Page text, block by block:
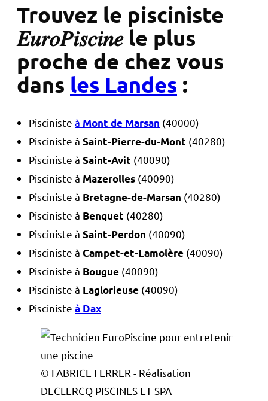
Trouvez le pisciniste
𝐸𝑢𝑟𝑜𝑃𝑖𝑠𝑐𝑖𝑛𝑒 le plus
proche de chez vous
dans les Landes :
Pisciniste à Mont de Marsan (40000)
Pisciniste à Saint-Pierre-du-Mont (40280)
Pisciniste à Saint-Avit (40090)
Pisciniste à Mazerolles (40090)
Pisciniste à Bretagne-de-Marsan (40280)
Pisciniste à Benquet (40280)
Pisciniste à Saint-Perdon (40090)
Pisciniste à Campet-et-Lamolère (40090)
Pisciniste à Bougue (40090)
Pisciniste à Laglorieuse (40090)
Pisciniste à Dax
© FABRICE FERRER - Réalisation
DECLERCQ PISCINES ET SPA